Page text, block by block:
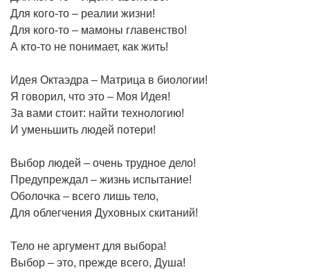
Для кого-то – реалии жизни!
Для кого-то – мамоны главенство!
А кто-то не понимает, как жить!
Идея Октаэдра – Матрица в биологии!
Я говорил, что это – Моя Идея!
За вами стоит: найти технологию!
И уменьшить людей потери!
Выбор людей – очень трудное дело!
Предупреждал – жизнь испытание!
Оболочка – всего лишь тело,
Для облегчения Духовных скитаний!
Тело не аргумент для выбора!
Выбор – это, прежде всего, Душа!